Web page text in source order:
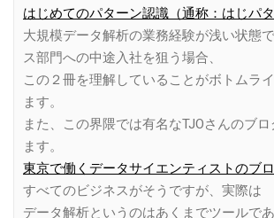
はじめてのパターン認識（通称：はじパタ
大規模データ解析の業務経験が浅い状態
ス部門への中途入社を狙う場合、
この２冊を理解していることがボトムラ
ます。
また、この界隈では有名なTJOさんのブロ
ます。
東京で働くデータサイエンティストのブ
すべてのビジネスがそうですが、実際は
データ解析というのはあくまでツールで